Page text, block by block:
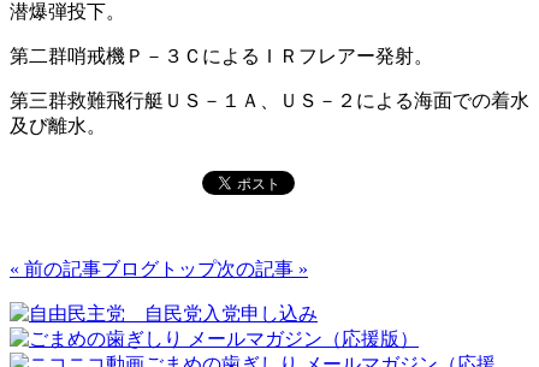
潜爆弾投下。
第二群哨戒機Ｐ－３ＣによるＩＲフレアー発射。
第三群救難飛行艇ＵＳ－１Ａ、ＵＳ－２による海面での着水
及び離水。
« 前の記事ブログトップ次の記事 »